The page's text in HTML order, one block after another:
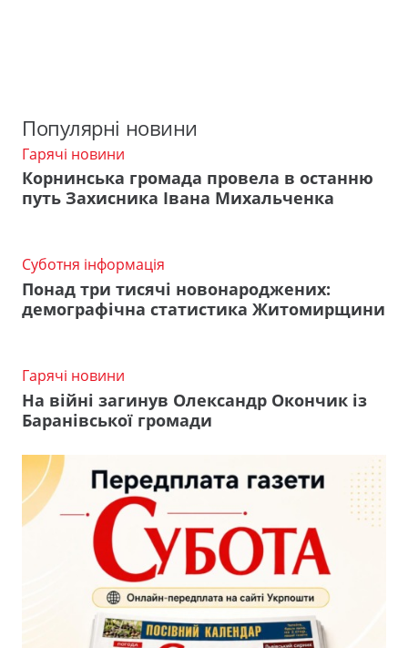
Популярні новини
Гарячі новини
Корнинська громада провела в останню
путь Захисника Івана Михальченка
Суботня інформація
Понад три тисячі новонароджених:
демографічна статистика Житомирщини
Гарячі новини
На війні загинув Олександр Окончик із
Баранівської громади